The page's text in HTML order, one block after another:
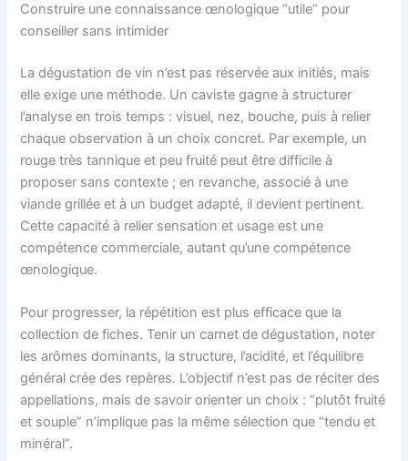
Construire une connaissance œnologique “utile” pour
conseiller sans intimider
La dégustation de vin n’est pas réservée aux initiés, mais
elle exige une méthode. Un caviste gagne à structurer
l’analyse en trois temps : visuel, nez, bouche, puis à relier
chaque observation à un choix concret. Par exemple, un
rouge très tannique et peu fruité peut être difficile à
proposer sans contexte ; en revanche, associé à une
viande grillée et à un budget adapté, il devient pertinent.
Cette capacité à relier sensation et usage est une
compétence commerciale, autant qu’une compétence
œnologique.
Pour progresser, la répétition est plus efficace que la
collection de fiches. Tenir un carnet de dégustation, noter
les arômes dominants, la structure, l’acidité, et l’équilibre
général crée des repères. L’objectif n’est pas de réciter des
appellations, mais de savoir orienter un choix : “plutôt fruité
et souple” n’implique pas la même sélection que “tendu et
minéral”.